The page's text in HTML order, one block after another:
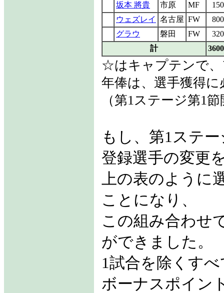
坂本 將貴
市原 MF
ウェズレイ
名古屋 FW
グラウ
磐田 FW
計
☆はキャプテンで
年俸は、選手獲得
（第1ステージ第1
もし、第1ステ
登録選手の変更
上の表のように
ことになり、
この組み合わせ
ができました。
1試合を除くす
ボーナスポイン